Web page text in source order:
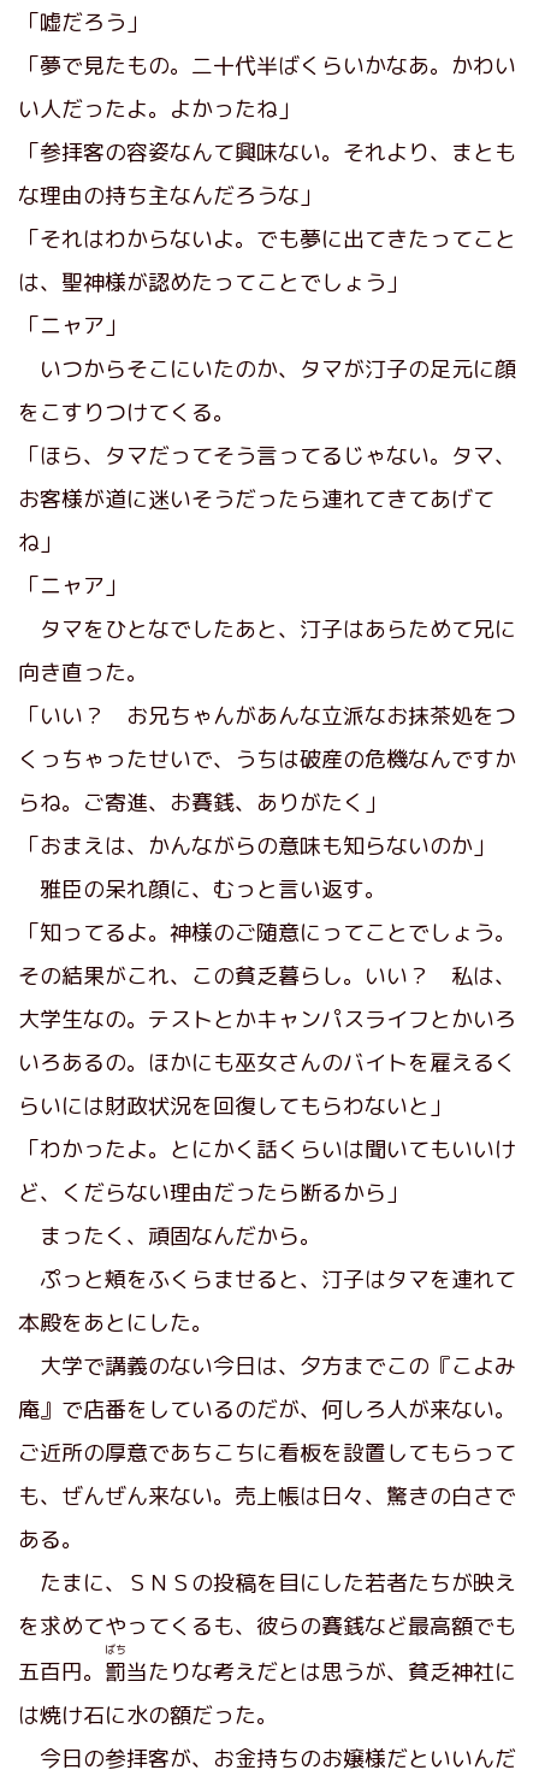
「嘘だろう」
「夢で見たもの。二十代半ばくらいかなあ。かわい
い人だったよ。よかったね」
「参拝客の容姿なんて興味ない。それより、まとも
な理由の持ち主なんだろうな」
「それはわからないよ。でも夢に出てきたってこと
は、聖神様が認めたってことでしょう」
「ニャア」
いつからそこにいたのか、タマが汀子の足元に顔
をこすりつけてくる。
「ほら、タマだってそう言ってるじゃない。タマ、
お客様が道に迷いそうだったら連れてきてあげて
ね」
「ニャア」
タマをひとなでしたあと、汀子はあらためて兄に
向き直った。
「いい？ お兄ちゃんがあんな立派なお抹茶処をつ
くっちゃったせいで、うちは破産の危機なんですか
らね。ご寄進、お賽銭、ありがたく」
「おまえは、かんながらの意味も知らないのか」
雅臣の呆れ顔に、むっと言い返す。
「知ってるよ。神様のご随意にってことでしょう。
その結果がこれ、この貧乏暮らし。いい？ 私は、
大学生なの。テストとかキャンパスライフとかいろ
いろあるの。ほかにも巫女さんのバイトを雇えるく
らいには財政状況を回復してもらわないと」
「わかったよ。とにかく話くらいは聞いてもいいけ
ど、くだらない理由だったら断るから」
まったく、頑固なんだから。
ぷっと頬をふくらませると、汀子はタマを連れて
本殿をあとにした。
大学で講義のない今日は、夕方までこの『こよみ
庵』で店番をしているのだが、何しろ人が来ない。
ご近所の厚意であちこちに看板を設置してもらって
も、ぜんぜん来ない。売上帳は日々、驚きの白さで
ある。
たまに、ＳＮＳの投稿を目にした若者たちが映え
を求めてやってくるも、彼らの賽銭など最高額でも
五百円。 罰
ばち
当たりな考えだとは思うが、貧乏神社に
は焼け石に水の額だった。
今日の参拝客が、お金持ちのお嬢様だといいんだ